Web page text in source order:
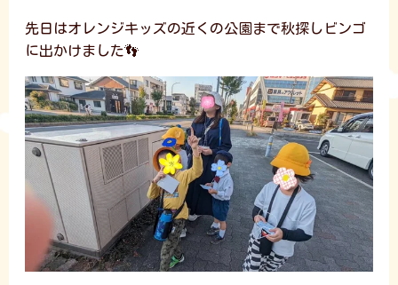
先日はオレンジキッズの近くの公園まで秋探しビンゴ
に出かけました👣